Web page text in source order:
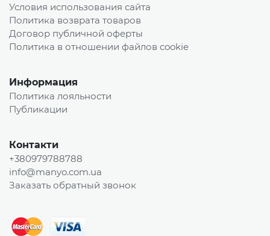
Условия использования сайта
Политика возврата товаров
Договор публичной оферты
Политика в отношении файлов cookie
Информация
Политика лояльности
Публикации
Контакти
+380979788788
info@manyo.com.ua
Заказать обратный звонок